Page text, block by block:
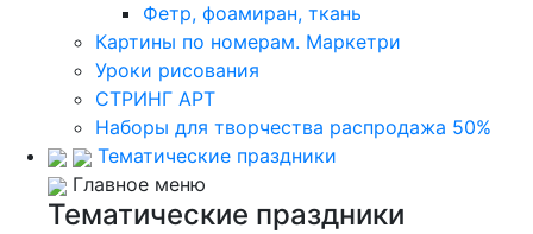
Фетр, фоамиран, ткань
Картины по номерам. Маркетри
Уроки рисования
СТРИНГ АРТ
Наборы для творчества распродажа 50%
Тематические праздники
Главное меню
Тематические праздники